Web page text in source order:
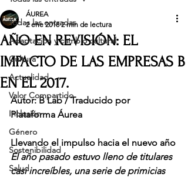
Todas las entradas
Adaptación y cambio cultural
Cultura
Actualidad
Valor Compartido
Inclusión
Género
Sostenibilidad
Salud
AÑO EN REVISIÓN: EL
IMPACTO DE LAS EMPRESAS B
EN EL 2017.
ÁUREA
2 ene 2018 2 min de lectura
Autor: B Lab / Traducido por
Plataforma Áurea
Llevando el impulso hacia el nuevo año
El año pasado estuvo lleno de titulares
casi increíbles, una serie de primicias